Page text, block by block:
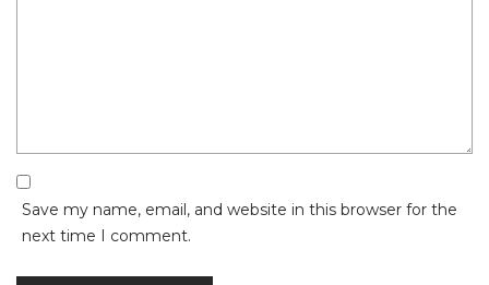
Save my name, email, and website in this browser for the
next time I comment.